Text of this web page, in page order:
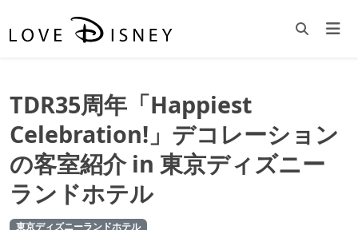
TDR35周年「Happiest
Celebration!」デコレーション
の客室紹介 in 東京ディズニー
ランドホテル
東京ディズニーランドホテル